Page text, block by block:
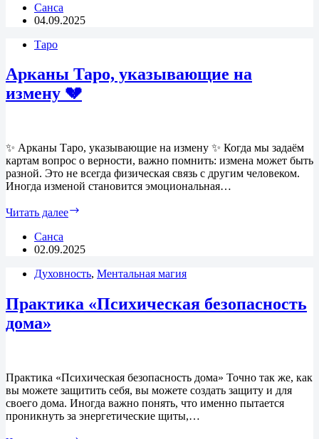
И
энергия
Санса
04.09.2025
Таро
Арканы Таро, указывающие на
измену 💔
✨ Арканы Таро, указывающие на измену ✨ Когда мы задаём
картам вопрос о верности, важно помнить: измена может быть
разной. Это не всегда физическая связь с другим человеком.
Иногда изменой становится эмоциональная…
Читать далее
на
Санса
02.09.2025
Духовность, Ментальная магия
Практика «Психическая безопасность
дома»
Практика «Психическая безопасность дома» Точно так же, как
вы можете защитить себя, вы можете создать защиту и для
своего дома. Иногда важно понять, что именно пытается
проникнуть за энергетические щиты,…